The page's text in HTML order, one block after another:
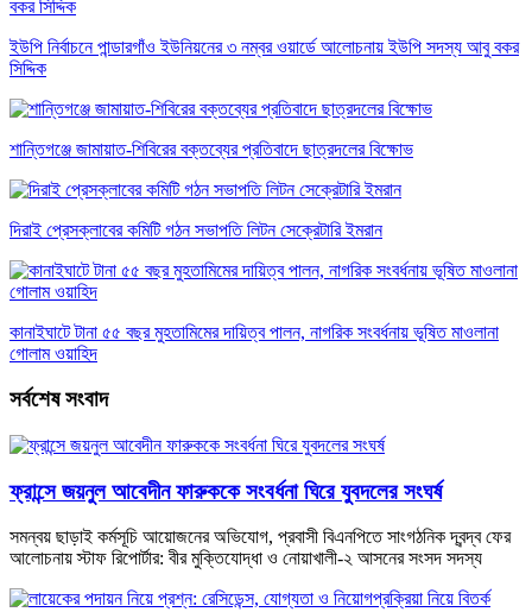
ইউপি নির্বাচনে পান্ডারগাঁও ইউনিয়নের ৩ নম্বর ওয়ার্ডে আলোচনায় ইউপি সদস্য আবু বকর
সিদ্দিক
শান্তিগঞ্জে জামায়াত-শিবিরের বক্তব্যের প্রতিবাদে ছাত্রদলের বিক্ষোভ
দিরাই প্রেসক্লাবের কমিটি গঠন সভাপতি লিটন সেক্রেটারি ইমরান
কানাইঘাটে টানা ৫৫ বছর মুহতামিমের দায়িত্ব পালন, নাগরিক সংবর্ধনায় ভূষিত মাওলানা
গোলাম ওয়াহিদ
সর্বশেষ সংবাদ
ফ্রান্সে জয়নুল আবেদীন ফারুককে সংবর্ধনা ঘিরে যুবদলের সংঘর্ষ
সমন্বয় ছাড়াই কর্মসূচি আয়োজনের অভিযোগ, প্রবাসী বিএনপিতে সাংগঠনিক দ্বন্দ্ব ফের
আলোচনায় স্টাফ রিপোর্টার: বীর মুক্তিযোদ্ধা ও নোয়াখালী-২ আসনের সংসদ সদস্য